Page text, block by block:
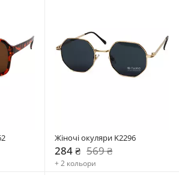
Жіночі окуляри K2296
284 ₴ 569 ₴
+ 2 кольори